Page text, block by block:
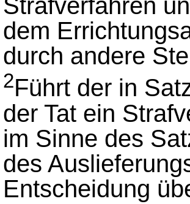
dem
durch andere
2Führt der in
der Tat ein
im Sinne des
des
Entscheidung